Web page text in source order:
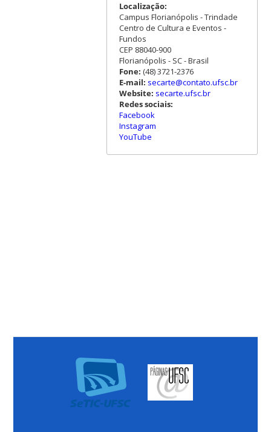
Localização:
Campus Florianópolis - Trindade
Centro de Cultura e Eventos -
Fundos
CEP 88040-900
Florianópolis - SC - Brasil
Fone: (48) 3721-2376
E-mail: secarte@contato.ufsc.br
Website: secarte.ufsc.br
Redes sociais:
Facebook
Instagram
YouTube